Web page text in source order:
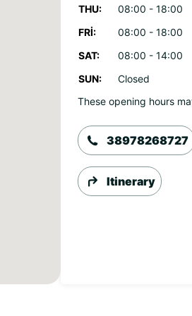
THU:
08:00 - 18:00
FRI:
08:00 - 18:00
SAT:
08:00 - 14:00
SUN:
Closed
These opening hours
38978268727
Itinerary